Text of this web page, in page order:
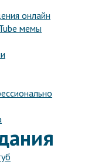
онлайн
мемы